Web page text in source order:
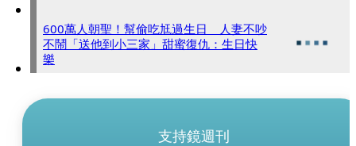
600萬人朝聖！幫偷吃尪過生日 人妻不吵
不鬧「送他到小三家」甜蜜復仇：生日快
樂
支持鏡週刊